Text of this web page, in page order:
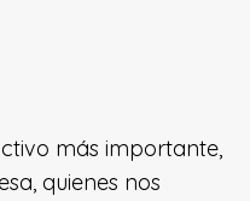
más importante,
quienes nos